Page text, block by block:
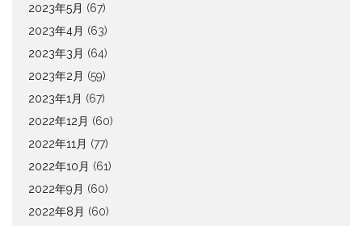
2023年5月 (67)
2023年4月 (63)
2023年3月 (64)
2023年2月 (59)
2023年1月 (67)
2022年12月 (60)
2022年11月 (77)
2022年10月 (61)
2022年9月 (60)
2022年8月 (60)